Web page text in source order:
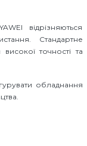
відрізняються
Стандартне
точності та
обладнання